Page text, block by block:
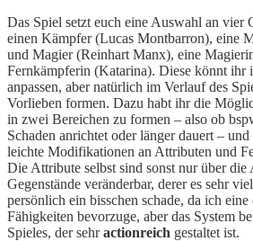
Das Spiel setzt euch eine Auswahl an vier
einen Kämpfer (Lucas Montbarron), eine
und Magier (Reinhart Manx), eine
Fernkämpferin (Katarina). Diese könnt ihr
anpassen, aber natürlich im Verlauf des
Vorlieben formen. Dazu habt ihr die
in zwei Bereichen zu formen – also ob
Schaden anrichtet oder länger dauert –
leichte Modifikationen an Attributen und
Die Attribute selbst sind sonst nur über die
Gegenstände veränderbar, derer es sehr
persönlich ein bisschen schade, da ich
Fähigkeiten bevorzuge, aber das System
Spieles, der sehractionreich gestaltet ist.